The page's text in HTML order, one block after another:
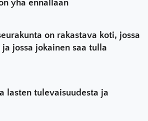
yhä ennallaan
on rakastava koti, jossa
jossa jokainen saa tulla
lasten tulevaisuudesta ja